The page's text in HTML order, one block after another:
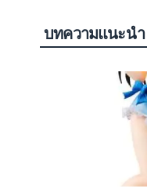
บทความแนะนำ